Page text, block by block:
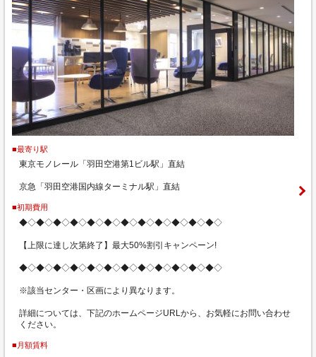
■最寄り駅
東京モノレール「羽田空港第1ビル駅」直結
京急「羽田空港国内線ターミナル駅」直結
■初期費用
◆◇◆◇◆◇◆◇◆◇◆◇◆◇◆◇◆◇◆◇◆◇◆◇
【上限に達し次第終了】最大50%割引キャンペーン!
◆◇◆◇◆◇◆◇◆◇◆◇◆◇◆◇◆◇◆◇◆◇◆◇
※該当センター・区画により異なります。
詳細については、下記のホームページURLから、お気軽にお問い合わせ
ください。
■月額賃料